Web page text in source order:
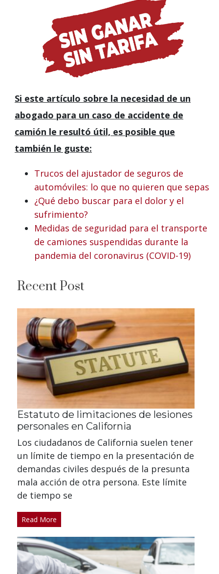
Si este artículo sobre la necesidad de un
abogado para un caso de accidente de
camión le resultó útil, es posible que
también le guste:
Trucos del ajustador de seguros de
automóviles: lo que no quieren que sepas
¿Qué debo buscar para el dolor y el
sufrimiento?
Medidas de seguridad para el transporte
de camiones suspendidas durante la
pandemia del coronavirus (COVID-19)
Recent Post
Estatuto de limitaciones de lesiones
personales en California
Los ciudadanos de California suelen tener
un límite de tiempo en la presentación de
demandas civiles después de la presunta
mala acción de otra persona. Este límite
de tiempo se
Read More